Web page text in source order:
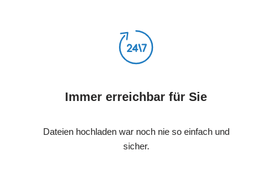
Immer erreichbar für Sie
Dateien hochladen war noch nie so einfach und
sicher.